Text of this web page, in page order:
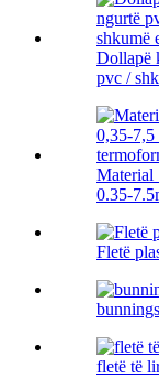
Dollapë
pvc /
Material
0.35-
Fletë
fletë të